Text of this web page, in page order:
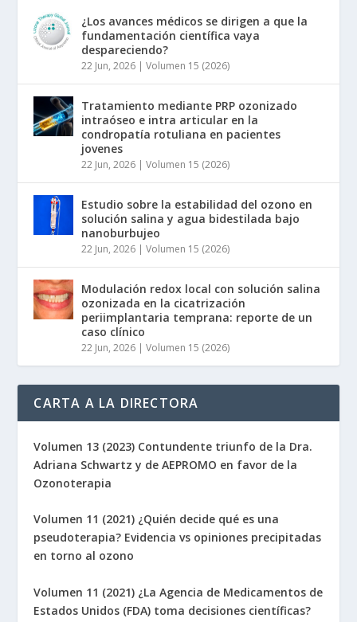
¿Los avances médicos se dirigen a que la
fundamentación científica vaya
despareciendo?
22 Jun, 2026 |Volumen 15 (2026)
Tratamiento mediante PRP ozonizado
intraóseo e intra articular en la
condropatía rotuliana en pacientes
jovenes
22 Jun, 2026 |Volumen 15 (2026)
Estudio sobre la estabilidad del ozono en
solución salina y agua bidestilada bajo
nanoburbujeo
22 Jun, 2026 |Volumen 15 (2026)
Modulación redox local con solución salina
ozonizada en la cicatrización
periimplantaria temprana: reporte de un
caso clínico
22 Jun, 2026 |Volumen 15 (2026)
CARTA A LA DIRECTORA
Volumen 13 (2023) Contundente triunfo de la Dra.
Adriana Schwartz y de AEPROMO en favor de la
Ozonoterapia
Volumen 11 (2021) ¿Quién decide qué es una
pseudoterapia? Evidencia vs opiniones precipitadas
en torno al ozono
Volumen 11 (2021) ¿La Agencia de Medicamentos de
Estados Unidos (FDA) toma decisiones científicas?